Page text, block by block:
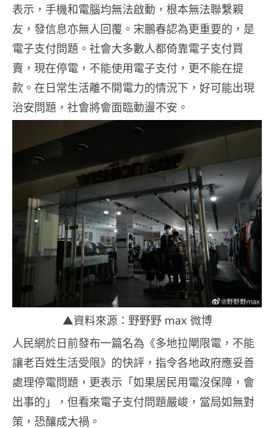
表示，手機和電腦均無法啟動，根本無法聯繫親
友，發信息亦無人回覆。宋鵬春認為更重要的，是
電子支付問題。社會大多數人都倚靠電子支付買
賣，現在停電，不能使用電子支付，更不能在提
款。在日常生活離不開電力的情況下，好可能出現
治安問題，社會將會面臨動盪不安。
▲資料來源：野野野 max 微博
人民網於日前發布一篇名為《多地拉閘限電，不能
讓老百姓生活受限》的快評，指令各地政府應妥善
處理停電問題，更表示「如果居民用電沒保障，會
出事的」，但看來電子支付問題嚴峻，當局如無對
策，恐釀成大禍。